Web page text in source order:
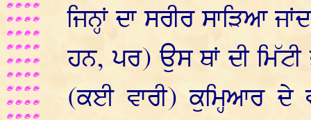
ਜਿਨ੍ਹਾਂ ਦਾ ਸਰੀਰ ਸਾੜਿਆ
ਹਨ, ਪਰ) ਉਸ ਥਾਂ ਦੀ
(ਕਈ ਵਾਰੀ) ਕੁਮ੍ਹਿਆਰ ਦੇ